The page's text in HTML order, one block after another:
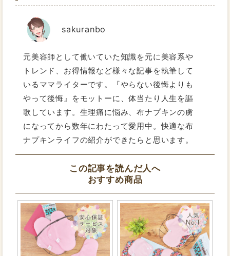
sakuranbo
元美容師として働いていた知識を元に美容系や
トレンド、お得情報など様々な記事を執筆して
いるママライターです。『やらない後悔よりも
やって後悔』をモットーに、体当たり人生を謳
歌しています。生理痛に悩み、布ナプキンの虜
になってから数年にわたって愛用中。快適な布
ナプキンライフの紹介ができたらと思います。
この記事を読んだ人へ
おすすめ商品